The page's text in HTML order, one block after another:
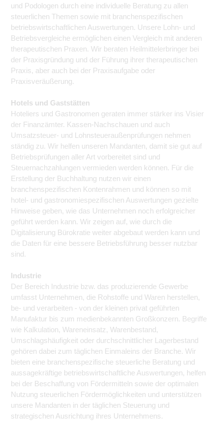
und Podologen durch eine individuelle Beratung zu allen
steuerlichen Themen sowie mit branchenspezifischen
betriebswirtschaftlichen Auswertungen. Unsere Lohn- und
Betriebsvergleiche ermöglichen einen Vergleich mit anderen
therapeutischen Praxen. Wir beraten Heilmittelerbringer bei
der Praxisgründung und der Führung ihrer therapeutischen
Praxis, aber auch bei der Praxisaufgabe oder
Praxisveräußerung.
Hotels und Gaststätten
Hoteliers und Gastronomen geraten immer stärker ins Visier
der Finanzämter. Kassen-Nachschauen und auch
Umsatzsteuer- und Lohnsteueraußenprüfungen nehmen
ständig zu. Wir helfen unseren Mandanten, damit sie gut auf
Betriebsprüfungen aller Art vorbereitet sind und
Steuernachzahlungen vermieden werden können. Für die
Erstellung der Buchhaltung nutzen wir einen
branchenspezifischen Kontenrahmen und können so mit
hotel- und gastronomiespezifischen Auswertungen gezielte
Hinweise geben, wie das Unternehmen noch erfolgreicher
geführt werden kann. Wir zeigen auf, wie durch die
Digitalisierung Bürokratie weiter abgebaut werden kann und
die Daten für eine bessere Betriebsführung besser nutzbar
sind.
Industrie
Der Bereich Industrie bzw. das produzierende Gewerbe
umfasst Unternehmen, die Rohstoffe und Waren herstellen,
be- und verarbeiten - von der kleinen privat geführten
Manufaktur bis zum medienbekannten Großkonzern. Begriffe
wie Kalkulation, Wareneinsatz, Warenbestand,
Umschlagshäufigkeit oder durchschnittlicher Lagerbestand
gehören dabei zum täglichen Einmaleins der Branche. Wir
bieten eine branchenspezifische steuerliche Beratung und
aussagekräftige betriebswirtschaftliche Auswertungen, helfen
bei der Beschaffung von Fördermitteln sowie der optimalen
Nutzung steuerlichen Fördermöglichkeiten und unterstützen
unsere Mandanten in der täglichen Steuerung und
strategischen Ausrichtung ihres Unternehmens.